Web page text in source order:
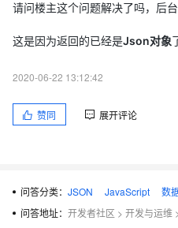
请问楼主这个问题解决了吗，后
这是因为返回的已经是Json对象
2020-06-22 13:12:42
赞同 展开评论
问答分类： JSON JavaScript 数
问答地址： 开发者社区 > 开发与运维 >